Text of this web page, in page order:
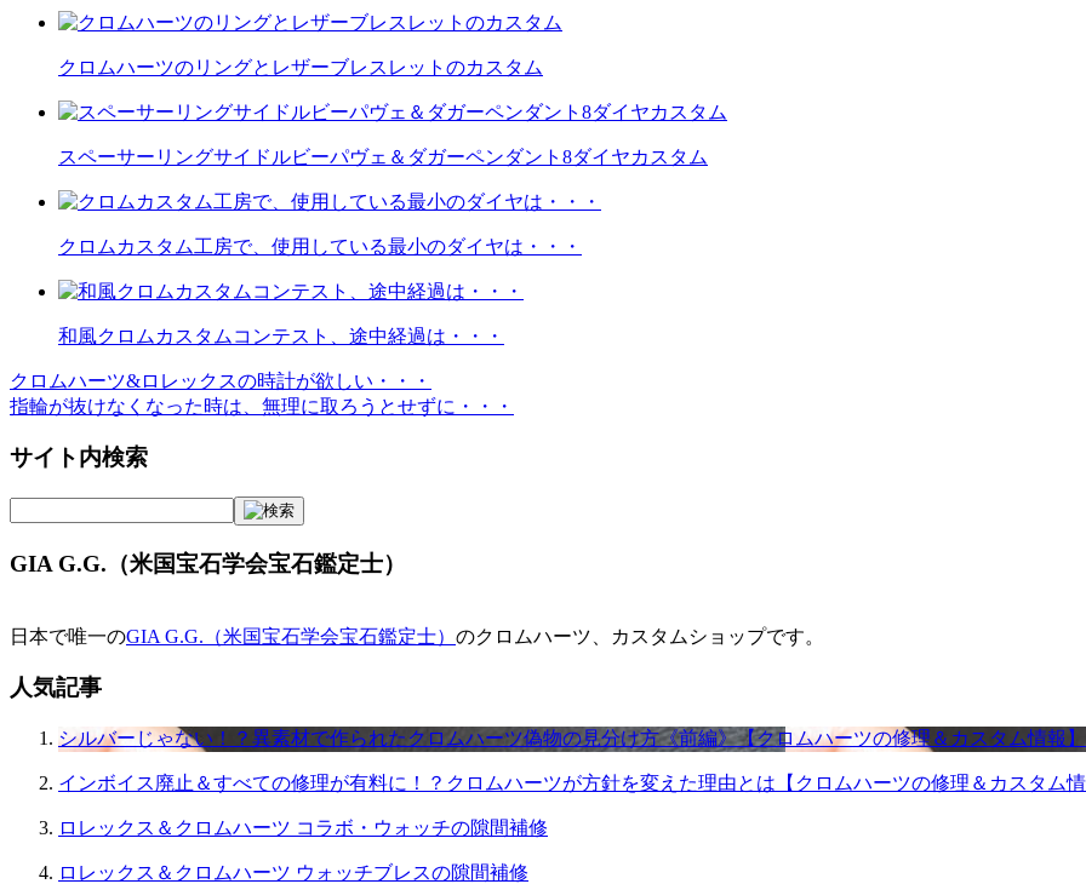
クロムハーツのリングとレザーブレスレットのカスタム
スペーサーリングサイドルビーパヴェ＆ダガーペンダント8ダイヤカスタム
クロムカスタム工房で、使用している最小のダイヤは・・・
和風クロムカスタムコンテスト、途中経過は・・・
投
稿
ナ
ビ
ー
シ
ン
クロムハーツ&ロレックスの時計が欲しい・・・
指輪が抜けなくなった時は、無理に取ろうとせずに・・・
サイト内検索
GIA G.G.（米国宝石学会宝石鑑定士）
日本で唯一のGIA G.G.（米国宝石学会宝石鑑定士） のクロムハーツ、カスタムショップです。
人気記事
シルバーじゃない！？異素材で作られたクロムハーツ偽物の見分け方《前編》【クロムハーツの修理＆カスタム情報】
インボイス廃止＆すべての修理が有料に！？クロムハーツが方針を変えた理由とは【クロムハーツの修理＆カスタム
ロレックス＆クロムハーツ コラボ・ウォッチの隙間補修
ロレックス＆クロムハーツ ウォッチブレスの隙間補修